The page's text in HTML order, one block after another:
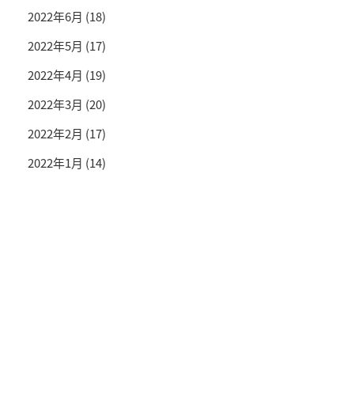
2022年6月 (18)
2022年5月 (17)
2022年4月 (19)
2022年3月 (20)
2022年2月 (17)
2022年1月 (14)